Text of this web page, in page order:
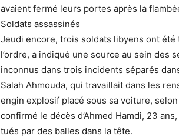
avaient fermé leurs portes après la
Soldats assassinés
Jeudi encore, trois soldats libyens ont
l’ordre, a indiqué une source au sein des
inconnus dans trois incidents séparés
Salah Ahmouda, qui travaillait dans les
engin explosif placé sous sa voiture,
confirmé le décès d’Ahmed Hamdi, 23
tués par des balles dans la tête.